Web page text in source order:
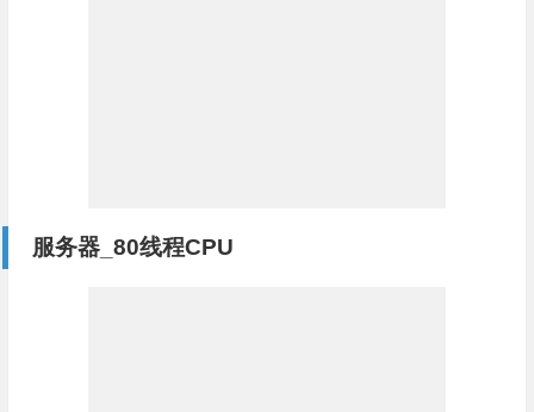
服务器_80线程CPU